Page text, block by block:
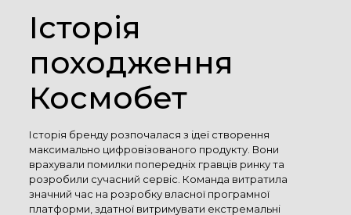
Історія
походження
Космобет
Історія бренду розпочалася з ідеї створення
максимально цифровізованого продукту. Вони
врахували помилки попередніх гравців ринку та
розробили сучасний сервіс. Команда витратила
значний час на розробку власної програмної
платформи, здатної витримувати екстремальні